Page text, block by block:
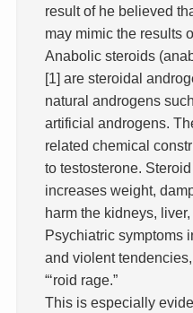
result of he believed
may mimic the results
Anabolic steroids
[1] are steroidal
natural androgens
artificial androgens.
related chemical
to testosterone.
increases weight,
harm the kidneys,
Psychiatric symptoms
and violent
“‘roid rage.”
This is especially